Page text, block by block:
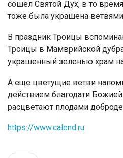
сошел Святой Дух, в то
тоже была украшена
В праздник Троицы
Троицы в Мамврийской
украшенный зеленью храм
А еще цветущие ветви
действием благодати
расцветают плодами
https://www.calend.ru